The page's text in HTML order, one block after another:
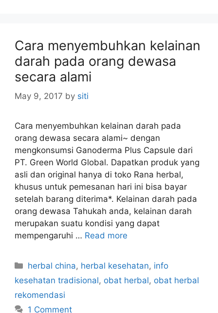
e
Cara menyembuhkan kelainan
darah pada orang dewasa
secara alami
May 9, 2017 by siti
Cara menyembuhkan kelainan darah pada
orang dewasa secara alami~ dengan
mengkonsumsi Ganoderma Plus Capsule dari
PT. Green World Global. Dapatkan produk yang
asli dan original hanya di toko Rana herbal,
khusus untuk pemesanan hari ini bisa bayar
setelah barang diterima*. Kelainan darah pada
orang dewasa Tahukah anda, kelainan darah
merupakan suatu kondisi yang dapat
mempengaruhi … Read more
C
a
e
herbal china, herbal kesehatan, info
kesehatan tradisional, obat herbal, obat herbal
rekomendasi
1 Comment